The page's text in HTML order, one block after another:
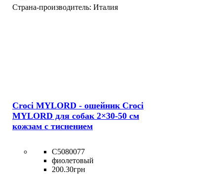
Страна-производитель: Италия
Croci MYLORD - ошейник Croci
MYLORD для собак 2×30-50 см
кожзам с тиснением
C5080077
фиолетовый
200.30грн